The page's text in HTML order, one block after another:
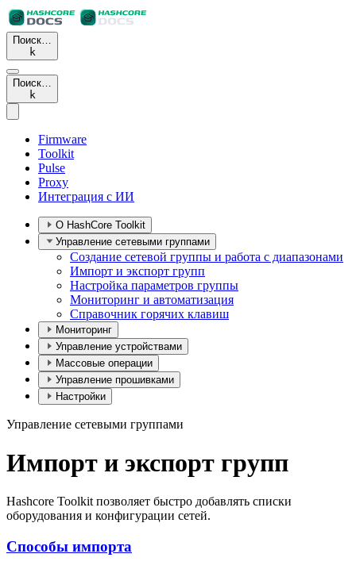
Поиск…
k
Поиск…
k
Firmware
Toolkit
Pulse
Proxy
Интеграция с ИИ
О HashCore Toolkit
Управление сетевыми группами
Создание сетевой группы и работа с диапазонами
Импорт и экспорт групп
Настройка параметров группы
Мониторинг и автоматизация
Справочник горячих клавиш
Мониторинг
Управление устройствами
Массовые операции
Управление прошивками
Настройки
Управление сетевыми группами
Импорт и экспорт групп
Hashcore Toolkit позволяет быстро добавлять списки
оборудования и конфигурации сетей.
Способы импорта